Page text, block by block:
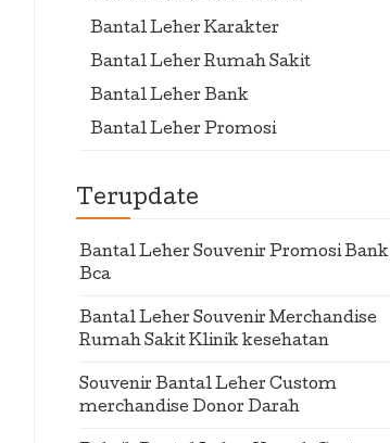
Bantal Leher Karakter
Bantal Leher Rumah Sakit
Bantal Leher Bank
Bantal Leher Promosi
Terupdate
Bantal Leher Souvenir Promosi Bank
Bca
Bantal Leher Souvenir Merchandise
Rumah Sakit Klinik kesehatan
Souvenir Bantal Leher Custom
merchandise Donor Darah